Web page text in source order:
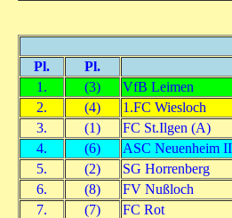
Pl. Pl.
1.
(3)
VfB Leimen
2.
(4)
1.FC Wiesloch
3.
(1)
FC St.Ilgen (A)
4.
(6)
ASC Neuenheim
5.
(2)
SG Horrenberg
6.
(8)
FV Nußloch
7.
(7)
FC Rot